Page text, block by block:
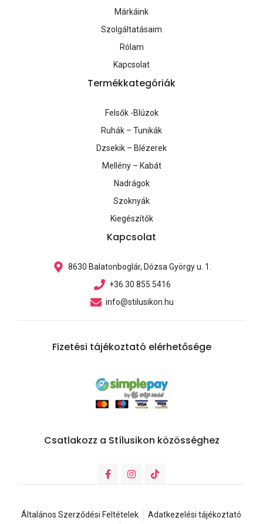
Márkáink
Szolgáltatásaim
Rólam
Kapcsolat
Termékkategóriák
Felsők -Blúzok
Ruhák – Tunikák
Dzsekik – Blézerek
Mellény – Kabát
Nadrágok
Szoknyák
Kiegészítők
Kapcsolat
8630 Balatonboglár, Dózsa György u. 1.
+36 30 855 5416
info@stilusikon.hu
Fizetési tájékoztató elérhetősége
Csatlakozz a Stílusikon közösséghez
Általános Szerződési Feltételek
Adatkezelési tájékoztató